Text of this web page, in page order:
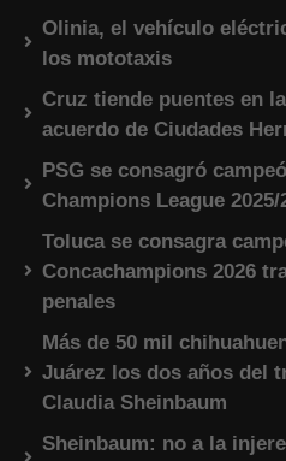
Olinia, el vehículo
los mototaxis
Cruz tiende puentes en
acuerdo de Ciudades
PSG se consagró
Champions League 2025/
Toluca se consagra
Concachampions 2026
penales
Más de 50 mil
Juárez los dos años del
Claudia Sheinbaum
Sheinbaum: no a la